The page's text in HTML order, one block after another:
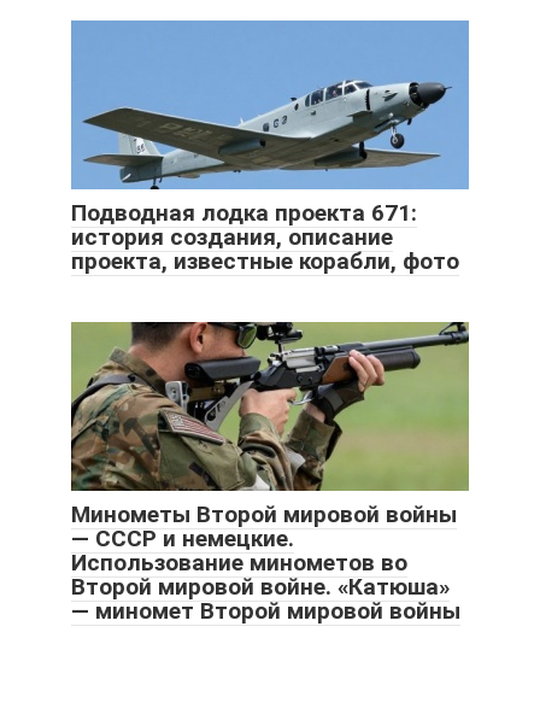
Подводная лодка проекта 671:
история создания, описание
проекта, известные корабли, фото
Минометы Второй мировой войны
— СССР и немецкие.
Использование минометов во
Второй мировой войне. «Катюша»
— миномет Второй мировой войны